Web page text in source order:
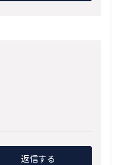
返信する